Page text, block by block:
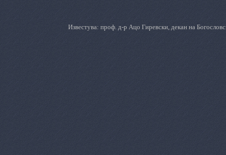
Известува: проф. д-р Ацо Гиревски, декан на